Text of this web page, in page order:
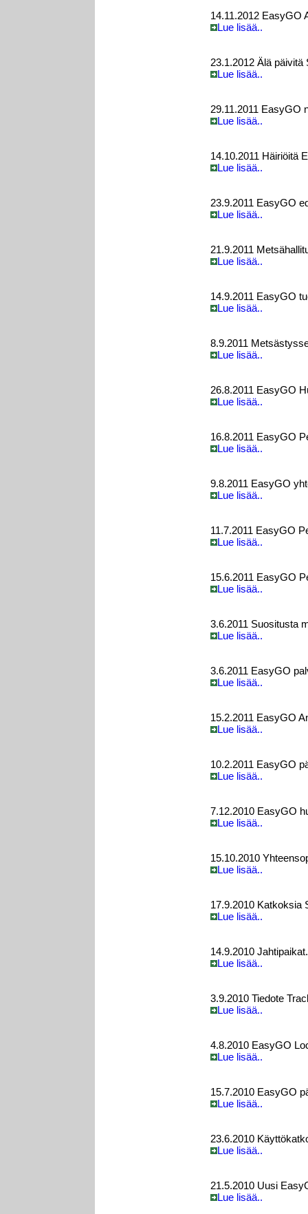
14.11.2012 EasyGO
Lue lisää..
23.1.2012 Älä
Lue lisää..
29.11.2011 EasyGO
Lue lisää..
14.10.2011 Häiriöitä
Lue lisää..
23.9.2011 EasyGO
Lue lisää..
21.9.2011
Lue lisää..
14.9.2011 EasyGO
Lue lisää..
8.9.2011
Lue lisää..
26.8.2011 EasyGO
Lue lisää..
16.8.2011 EasyGO
Lue lisää..
9.8.2011 EasyGO
Lue lisää..
11.7.2011 EasyGO
Lue lisää..
15.6.2011 EasyGO
Lue lisää..
3.6.2011 Suositusta
Lue lisää..
3.6.2011 EasyGO
Lue lisää..
15.2.2011 EasyGO
Lue lisää..
10.2.2011 EasyGO
Lue lisää..
7.12.2010 EasyGO
Lue lisää..
15.10.2010
Lue lisää..
17.9.2010 Katkoksia
Lue lisää..
14.9.2010
Lue lisää..
3.9.2010 Tiedote
Lue lisää..
4.8.2010 EasyGO
Lue lisää..
15.7.2010 EasyGO
Lue lisää..
23.6.2010
Lue lisää..
21.5.2010 Uusi
Lue lisää..